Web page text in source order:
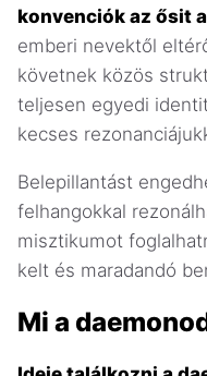
konvenciók az ősit
emberi nevektől
követnek közös
teljesen egyedi
kecses
Belepillantást
felhangokkal
misztikumot
kelt és maradandó
Mi a